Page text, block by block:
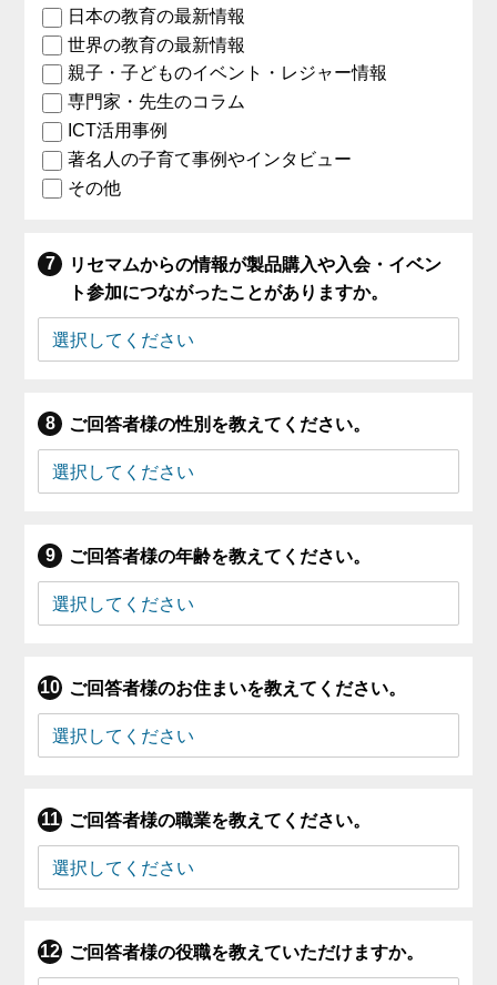
日本の教育の最新情報
世界の教育の最新情報
親子・子どものイベント・レジャー情報
専門家・先生のコラム
ICT活用事例
著名人の子育て事例やインタビュー
その他
リセマムからの情報が製品購入や入会・イベン
ト参加につながったことがありますか。
ご回答者様の性別を教えてください。
ご回答者様の年齢を教えてください。
ご回答者様のお住まいを教えてください。
ご回答者様の職業を教えてください。
ご回答者様の役職を教えていただけますか。